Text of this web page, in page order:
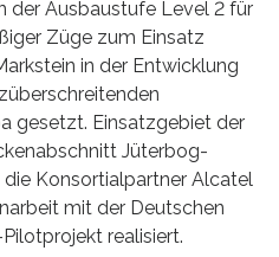
der Ausbaustufe Level 2 für
Züge zum Einsatz
in der Entwicklung
gesetzt. Einsatzgebiet der
Jüterbog-
Konsortialpartner Alcatel
mit der Deutschen
realisiert.